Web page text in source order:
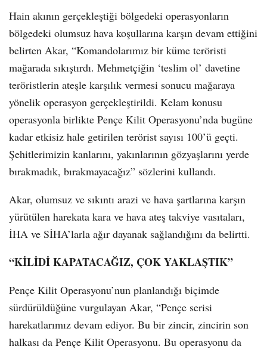
Hain akının gerçekleştiği bölgedeki operasyonların
bölgedeki olumsuz hava koşullarına karşın devam ettiğini
belirten Akar, “Komandolarımız bir küme teröristi
mağarada sıkıştırdı. Mehmetçiğin ‘teslim ol’ davetine
teröristlerin ateşle karşılık vermesi sonucu mağaraya
yönelik operasyon gerçekleştirildi. Kelam konusu
operasyonla birlikte Pençe Kilit Operasyonu’nda bugüne
kadar etkisiz hale getirilen terörist sayısı 100’ü geçti.
Şehitlerimizin kanlarını, yakınlarının gözyaşlarını yerde
bırakmadık, bırakmayacağız” sözlerini kullandı.
Akar, olumsuz ve sıkıntı arazi ve hava şartlarına karşın
yürütülen harekata kara ve hava ateş takviye vasıtaları,
İHA ve SİHA’larla ağır dayanak sağlandığını da belirtti.
“KİLİDİ KAPATACAĞIZ, ÇOK YAKLAŞTIK”
Pençe Kilit Operasyonu’nun planlandığı biçimde
sürdürüldüğüne vurgulayan Akar, “Pençe serisi
harekatlarımız devam ediyor. Bu bir zincir, zincirin son
halkası da Pençe Kilit Operasyonu. Bu operasyonu da